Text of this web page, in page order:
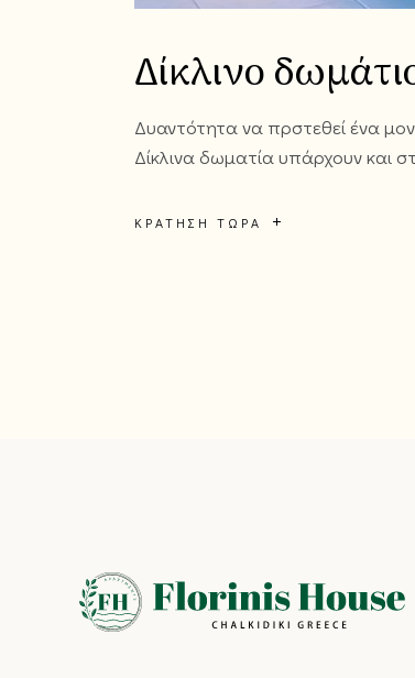
Δίκλινο
Δυαντότητα να πρστεθεί ένα
Δίκλινα δωματία υπάρχουν και
ΚΡΆΤΗΣΗ ΤΏΡΑ